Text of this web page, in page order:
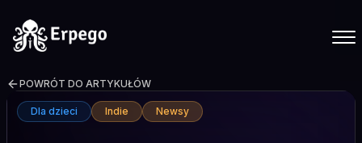
POWRÓT DO ARTYKUŁÓW
Dla dzieci Indie Newsy